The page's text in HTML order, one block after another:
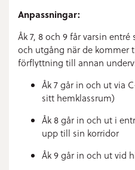
Anpassningar:
Åk 7, 8 och 9 får varsin
och utgång när de kommer
förflyttning till annan
Åk7går in och ut via
sitt hemklassrum)
Åk 8 går in och ut i
upp till sin korridor
Åk 9 går in och ut vid